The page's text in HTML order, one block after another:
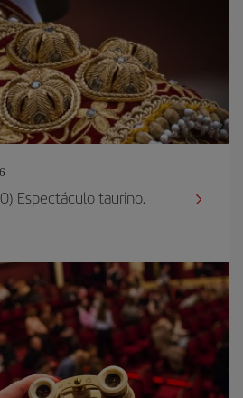
Espectáculo taurino.